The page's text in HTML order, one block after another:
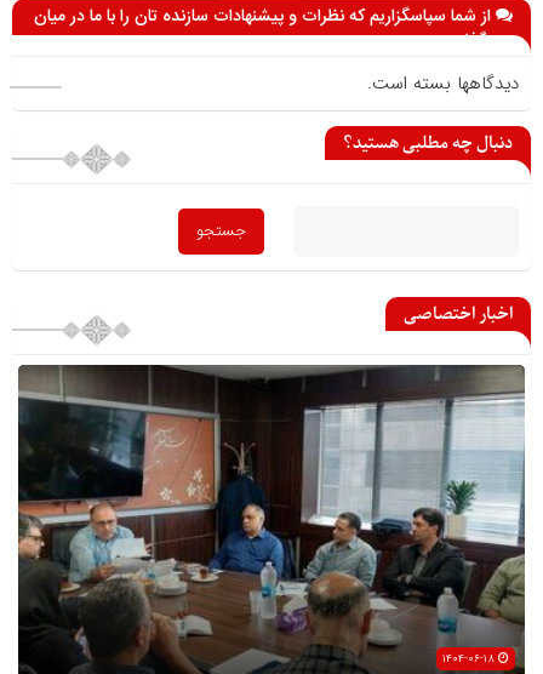
از شما سپاسگزاریم که نظرات و پیشنهادات سازنده تان را با ما در میان
می گذارید
دیدگاهها بسته است.
دنبال چه مطلبی هستید؟
اخبار اختصاصی